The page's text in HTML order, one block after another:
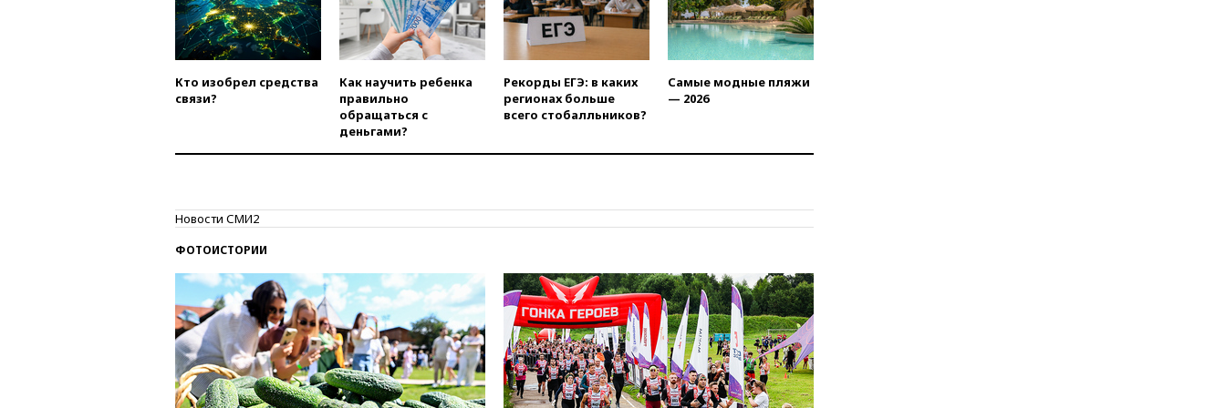
фасад логокомплекса
Wildberries
09:18
В Ярославской области
массированная атака БПЛА
09:16
в США
россиянами, жестоко убитыми
в Паттайе
самолета в Приангарье
отделались ссадинами и
ушибами
07:40 Таджикистан и
SpaceX/Starlink расширяют
сотрудничество в сфере
технологий
Кто изобрел средства
связи?
Как научить ребенка
правильно
обращаться с
деньгами?
Рекорды ЕГЭ: в каких
регионах больше
всего стобалльников?
Самые модные пляжи
— 2026
Новости СМИ2
ФОТОИСТОРИИ